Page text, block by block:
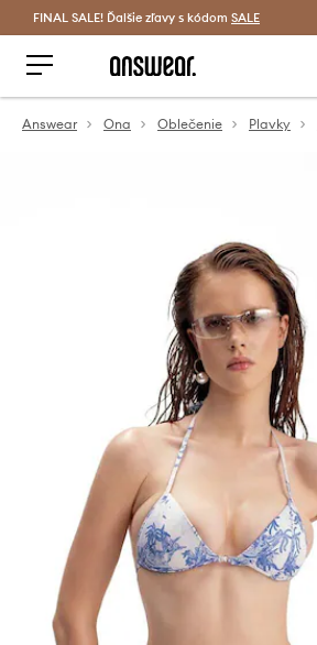
Šetrite s Answear Club >
FINAL SALE! Ďalšie zľavy s kódom SALE
Answear Ona Oblečenie Plavky